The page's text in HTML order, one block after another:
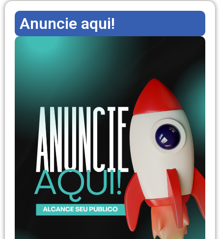
Anuncie aqui!